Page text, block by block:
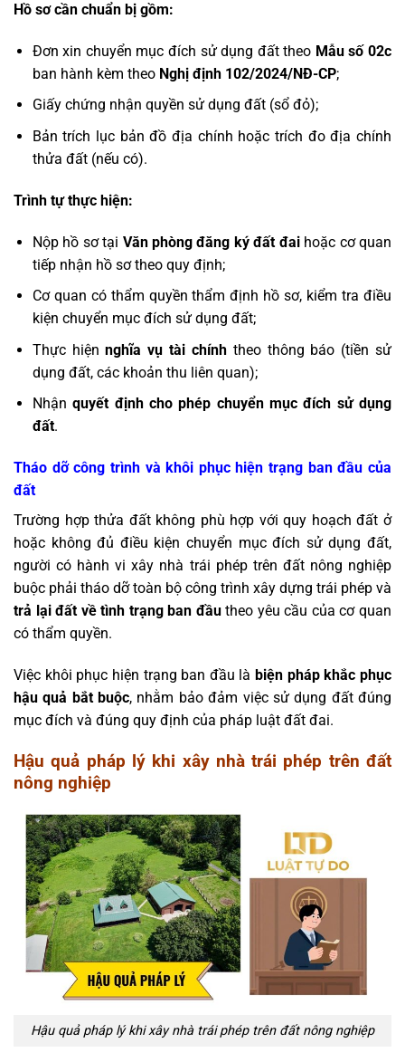
Hồ sơ cần chuẩn bị gồm:
Đơn xin chuyển mục đích sử dụng đất theo Mẫu số 02c
ban hành kèm theo Nghị định 102/2024/NĐ-CP;
Giấy chứng nhận quyền sử dụng đất (sổ đỏ);
Bản trích lục bản đồ địa chính hoặc trích đo địa chính
thửa đất (nếu có).
Trình tự thực hiện:
Nộp hồ sơ tại Văn phòng đăng ký đất đaihoặc cơ quan
tiếp nhận hồ sơ theo quy định;
Cơ quan có thẩm quyền thẩm định hồ sơ, kiểm tra điều
kiện chuyển mục đích sử dụng đất;
Thực hiệnnghĩa vụ tài chínhtheo thông báo (tiền sử
dụng đất, các khoản thu liên quan);
Nhậnquyết định cho phép chuyển mục đích sử dụng
đất.
Tháo dỡ công trình và khôi phục hiện trạng ban đầu của
đất
Trường hợp thửa đất không phù hợp với quy hoạch đất ở
hoặc không đủ điều kiện chuyển mục đích sử dụng đất,
người có hành vi xây nhà trái phép trên đất nông nghiệp
buộc phải tháo dỡ toàn bộ công trình xây dựng trái phép và
trả lại đất về tình trạng ban đầutheo yêu cầu của cơ quan
có thẩm quyền.
Việc khôi phục hiện trạng ban đầu làbiện pháp khắc phục
hậu quả bắt buộc, nhằm bảo đảm việc sử dụng đất đúng
mục đích và đúng quy định của pháp luật đất đai.
Hậu quả pháp lý khi xây nhà trái phép trên đất
nông nghiệp
Hậu quả pháp lý khi xây nhà trái phép trên đất nông nghiệp